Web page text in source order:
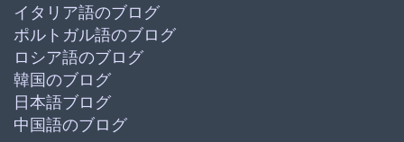
イタリア語のブログ
ポルトガル語のブログ
ロシア語のブログ
韓国のブログ
日本語ブログ
中国語のブログ